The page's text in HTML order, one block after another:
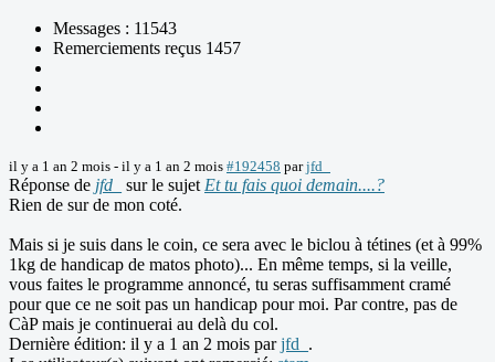
Messages : 11543
Remerciements reçus 1457
il y a 1 an 2 mois - il y a 1 an 2 mois #192458 parjfd_
Réponse de jfd_ sur le sujet Et tu fais quoi demain....?
Rien de sur de mon coté.
Mais si je suis dans le coin, ce sera avec le biclou à tétines (et à 99%
1kg de handicap de matos photo)... En même temps, si la veille,
vous faites le programme annoncé, tu seras suffisamment cramé
pour que ce ne soit pas un handicap pour moi. Par contre, pas de
CàP mais je continuerai au delà du col.
Dernière édition: il y a 1 an 2 mois parjfd_ .